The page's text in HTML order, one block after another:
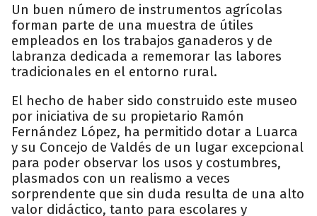
Un buen número de instrumentos agrícolas
forman parte de una muestra de útiles
empleados en los trabajos ganaderos y de
labranza dedicada a rememorar las labores
tradicionales en el entorno rural.
El hecho de haber sido construido este museo
por iniciativa de su propietario Ramón
Fernández López, ha permitido dotar a Luarca
y su Concejo de Valdés de un lugar excepcional
para poder observar los usos y costumbres,
plasmados con un realismo a veces
sorprendente que sin duda resulta de una alto
valor didáctico, tanto para escolares y